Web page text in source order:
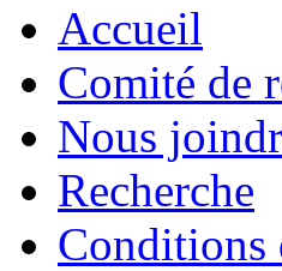
Accueil
Comité de
Nous
Recherche